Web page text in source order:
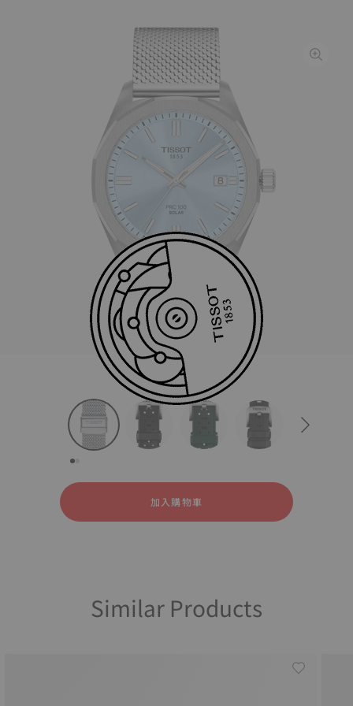
所有 精鋼
strapConfigurator
加入購物車
Similar Products